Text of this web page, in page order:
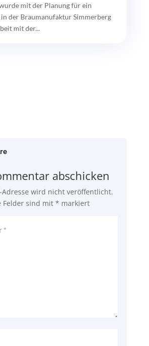
mit der Planung für ein
der Braumanufaktur Simmerberg
mit der...
abschicken
Adresse wird nicht veröffentlicht.
Felder sind mit * markiert